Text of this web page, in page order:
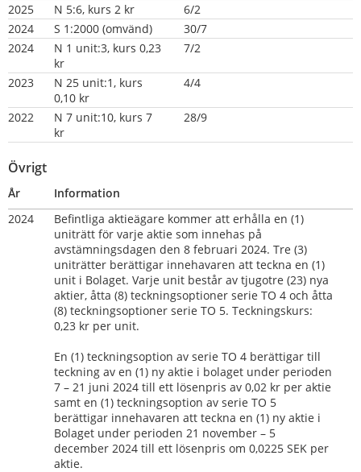
2025
N 5:6, kurs 2 kr
6/2
2024
S 1:2000 (omvänd)
30/7
2024
N 1 unit:3, kurs 0,23
kr
7/2
2023
N 25 unit:1, kurs
0,10 kr
4/4
2022
N 7 unit:10, kurs 7
kr
28/9
Övrigt
År
Information
2024
Befintliga aktieägare kommer att erhålla en (1)
uniträtt för varje aktie som innehas på
avstämningsdagen den 8 februari 2024. Tre (3)
uniträtter berättigar innehavaren att teckna en (1)
unit i Bolaget. Varje unit består av tjugotre (23) nya
aktier, åtta (8) teckningsoptioner serie TO 4 och åtta
(8) teckningsoptioner serie TO 5. Teckningskurs:
0,23 kr per unit.
En (1) teckningsoption av serie TO 4 berättigar till
teckning av en (1) ny aktie i bolaget under perioden
7 – 21 juni 2024 till ett lösenpris av 0,02 kr per aktie
samt en (1) teckningsoption av serie TO 5
berättigar innehavaren att teckna en (1) ny aktie i
Bolaget under perioden 21 november – 5
december 2024 till ett lösenpris om 0,0225 SEK per
aktie.